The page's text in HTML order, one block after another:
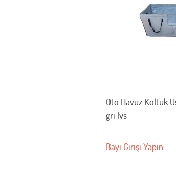
Oto Havuz Koltuk
gri lvs
Bayi Girişi Yapın